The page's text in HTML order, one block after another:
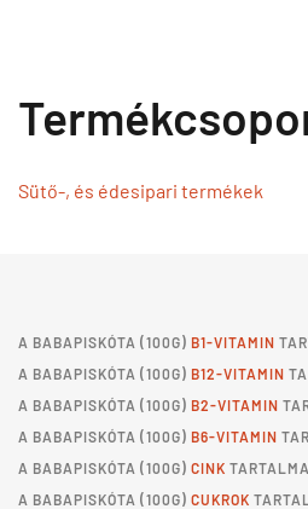
Sütő-, és édesipari termékek
A BABAPISKÓTA (100G) B1-VITAMIN
A BABAPISKÓTA (100G) B12-VITAMIN
A BABAPISKÓTA (100G) B2-VITAMIN
A BABAPISKÓTA (100G) B6-VITAMIN
A BABAPISKÓTA (100G) CINK
A BABAPISKÓTA (100G) CUKROK